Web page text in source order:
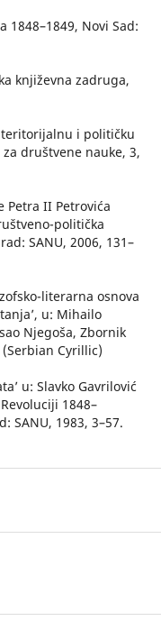
1848–1849, Novi Sad:
književna zadruga,
teritorijalnu i političku
društvene nauke, 3,
Petra II Petrovića
politička
SANU, 2006, 131–
literarna osnova
u: Mihailo
Njegoša, Zbornik
(Serbian Cyrillic)
u: Slavko Gavrilović
1848–
SANU, 1983, 3–57.